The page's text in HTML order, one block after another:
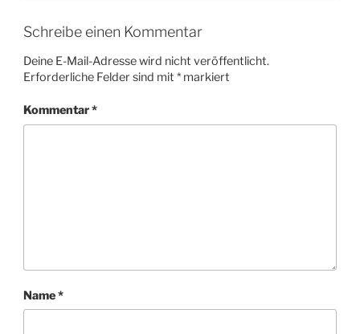
Schreibe einen Kommentar
Deine E-Mail-Adresse wird nicht veröffentlicht.
Erforderliche Felder sind mit *markiert
Kommentar*
Name*